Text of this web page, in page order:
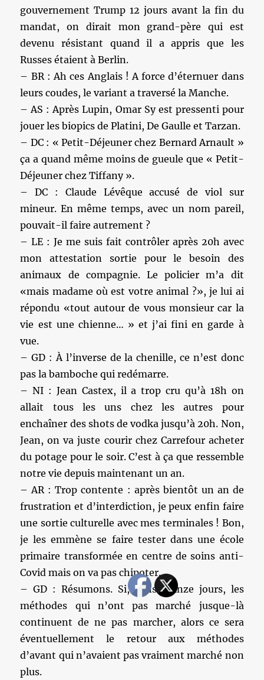
gouvernement Trump 12 jours avant la fin du
mandat, on dirait mon grand-père qui est
devenu résistant quand il a appris que les
Russes étaient à Berlin.
– BR : Ah ces Anglais ! A force d’éternuer dans
leurs coudes, le variant a traversé la Manche.
– AS : Après Lupin, Omar Sy est pressenti pour
jouer les biopics de Platini, De Gaulle et Tarzan.
– DC : « Petit-Déjeuner chez Bernard Arnault »
ça a quand même moins de gueule que « Petit-
Déjeuner chez Tiffany ».
– DC : Claude Lévêque accusé de viol sur
mineur. En même temps, avec un nom pareil,
pouvait-il faire autrement ?
– LE : Je me suis fait contrôler après 20h avec
mon attestation sortie pour le besoin des
animaux de compagnie. Le policier m’a dit
«mais madame où est votre animal ?», je lui ai
répondu «tout autour de vous monsieur car la
vie est une chienne… » et j’ai fini en garde à
vue.
– GD : À l’inverse de la chenille, ce n’est donc
pas la bamboche qui redémarre.
– NI : Jean Castex, il a trop cru qu’à 18h on
allait tous les uns chez les autres pour
enchaîner des shots de vodka jusqu’à 20h. Non,
Jean, on va juste courir chez Carrefour acheter
du potage pour le soir. C’est à ça que ressemble
notre vie depuis maintenant un an.
– AR : Trop contente : après bientôt un an de
frustration et d’interdiction, je peux enfin faire
une sortie culturelle avec mes terminales ! Bon,
je les emmène se faire tester dans une école
primaire transformée en centre de soins anti-
Covid mais on va pas chipoter…
– GD : Résumons. Si, dans quinze jours, les
méthodes qui n’ont pas marché jusque-là
continuent de ne pas marcher, alors ce sera
éventuellement le retour aux méthodes
d’avant qui n’avaient pas vraiment marché non
plus.